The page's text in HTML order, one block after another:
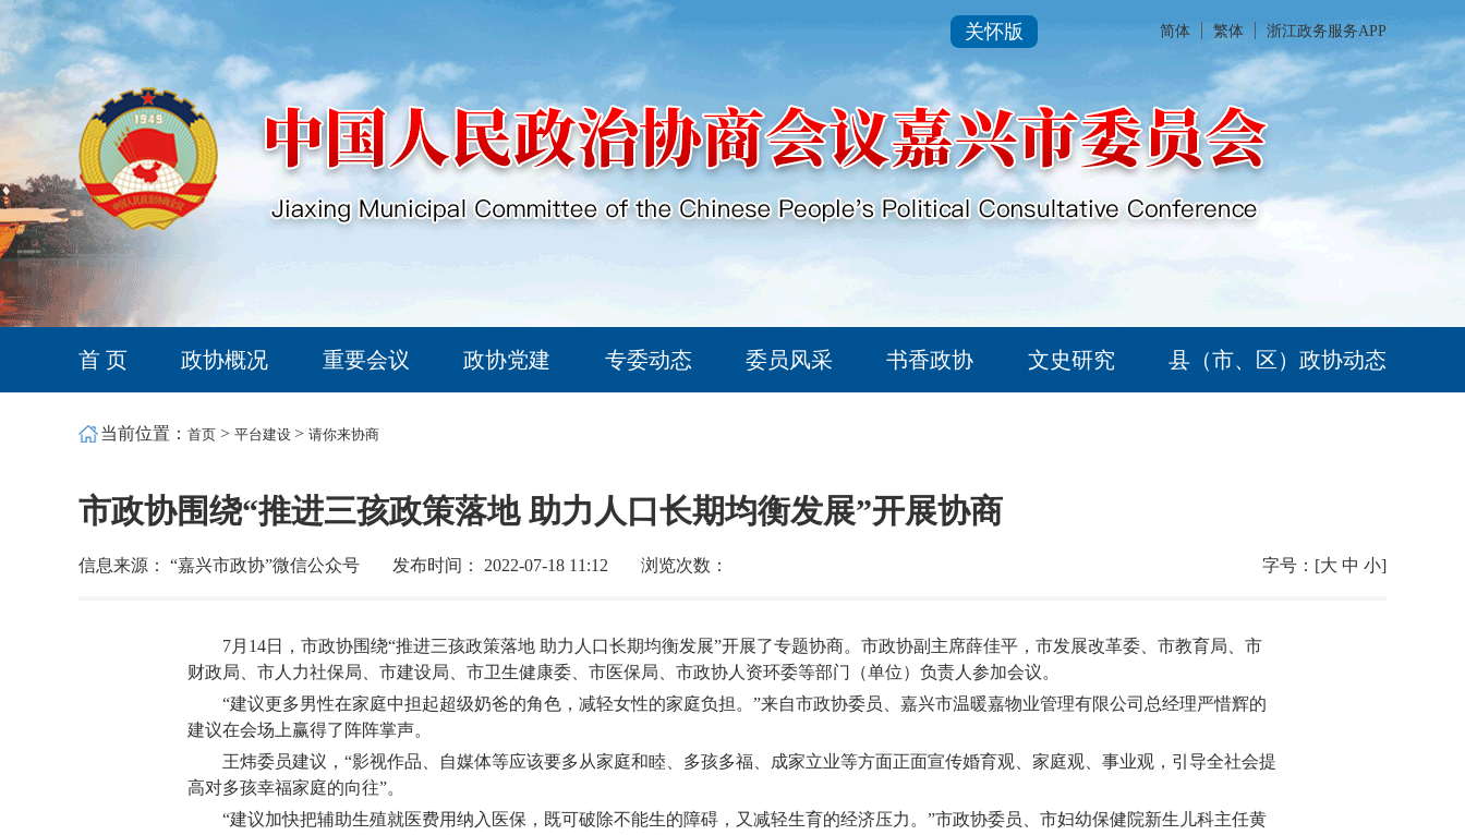
关怀版 简体 繁体 浙江政务服务APP
首 页 政协概况 重要会议 政协党建 专委动态 委员风采 书香政协 文史研究 县（市、区）政协动态
当前位置： 首页 > 平台建设 > 请你来协商
市政协围绕“推进三孩政策落地 助力人口长期均衡发展”开展协商
信息来源： “嘉兴市政协”微信公众号 发布时间： 2022-07-18 11:12 浏览次数： 字号：[大 中 小]
7月14日，市政协围绕“推进三孩政策落地 助力人口长期均衡发展”开展了专题协商。市政协副主席薛佳平，市发展改革委、市教育局、市
财政局、市人力社保局、市建设局、市卫生健康委、市医保局、市政协人资环委等部门（单位）负责人参加会议。
“建议更多男性在家庭中担起超级奶爸的角色，减轻女性的家庭负担。”来自市政协委员、嘉兴市温暖嘉物业管理有限公司总经理严惜辉的
建议在会场上赢得了阵阵掌声。
王炜委员建议，“影视作品、自媒体等应该要多从家庭和睦、多孩多福、成家立业等方面正面宣传婚育观、家庭观、事业观，引导全社会提
高对多孩幸福家庭的向往”。
“建议加快把辅助生殖就医费用纳入医保，既可破除不能生的障碍，又减轻生育的经济压力。”市政协委员、市妇幼保健院新生儿科主任黄